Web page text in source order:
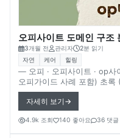
오피사이트 도메인 구조
3개월 전 관리자 2분 읽기
자연 케어 힐링
― 오피 · 오피사이트 · op사
오피가이드 사례 포함) 초록 (Abstract) 본 문서
되는 오피사이트(op사이트)
표적으로 언급되는 플랫폼
(OpGuide) 등을 사례로, 온
떤 방식으로 설계될 수 있는지 살펴본다. 온라인
자세히 보기
4.9k 조회 140 좋아요 36 댓글